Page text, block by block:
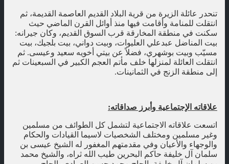
تنحدر عائلة الزيرة من قرية البلاد القديم العاصمة القديمة، ثم
انتقلت للمنامة وأقامت فيها منذ أوائل القرن الماضي حيث
سكنت في منطقة المخارقة قرب السوق القديم، وكان جيرانه:
بيت المناضل عبدعلي العليوات، وبيت دواني، بيت بلجيك، بيت
مسيّب وبيت بوشهري، فضلاً عن بيتي أخويه سعيد وعيسى. ثم
انتقلت العائلة لمنزلها خلف مأتم العجم الكبير في السبعينات ثم
إلى منطقة الزنج في الثمانينات.
علاقاته الإجتماعية وأبرز صداقاته:
اتسعت علاقاته الاجتماعية لتشمل كل الطوائف من مسلمين
وغير مسلمين ومختلف الشخصيات لاسيما القيادات والحكام
والوجهاء والأعيان وفي مقدمتهم المغفور له الشيخ عيسى بن
سلمان آل خليفة حاكم البحرين طيب الله ثراه، والشيخ محمد